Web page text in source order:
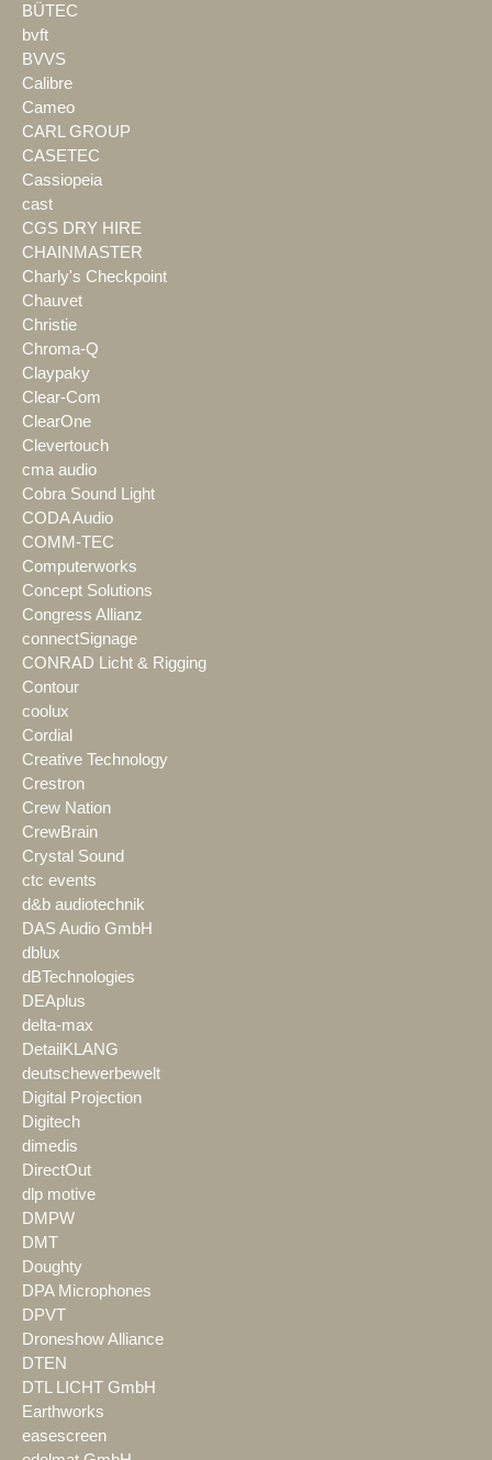
BÜTEC
bvft
BVVS
Calibre
Cameo
CARL GROUP
CASETEC
Cassiopeia
cast
CGS DRY HIRE
CHAINMASTER
Charly's Checkpoint
Chauvet
Christie
Chroma-Q
Claypaky
Clear-Com
ClearOne
Clevertouch
cma audio
Cobra Sound Light
CODA Audio
COMM-TEC
Computerworks
Concept Solutions
Congress Allianz
connectSignage
CONRAD Licht & Rigging
Contour
coolux
Cordial
Creative Technology
Crestron
Crew Nation
CrewBrain
Crystal Sound
ctc events
d&b audiotechnik
DAS Audio GmbH
dblux
dBTechnologies
DEAplus
delta-max
DetailKLANG
deutschewerbewelt
Digital Projection
Digitech
dimedis
DirectOut
dlp motive
DMPW
DMT
Doughty
DPA Microphones
DPVT
Droneshow Alliance
DTEN
DTL LICHT GmbH
Earthworks
easescreen